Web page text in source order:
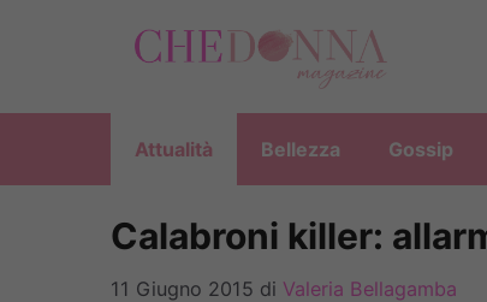
Attualità Bellezza Gossip
Calabroni killer:
11 Giugno 2015 di Valeria Bellagamba